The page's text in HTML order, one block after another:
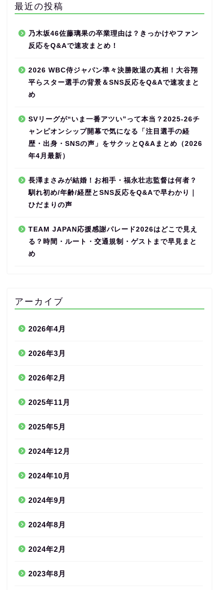
最近の投稿
乃木坂46佐藤璃果の卒業理由は？きっかけやファン
反応をQ&Aで速攻まとめ！
2026 WBC侍ジャパン準々決勝敗退の真相！大谷翔
平らスター選手の背景＆SNS反応をQ&Aで速攻まと
め
SVリーグが“いま一番アツい”って本当？2025-26チ
ャンピオンシップ開幕で気になる「注目選手の経
歴・出身・SNSの声」をサクッとQ&Aまとめ（2026
年4月最新）
長澤まさみが結婚！お相手・福永壮志監督は何者？
馴れ初め/年齢/経歴とSNS反応をQ&Aで早わかり｜
ひだまりの声
TEAM JAPAN応援感謝パレード2026はどこで見え
る？時間・ルート・交通規制・ゲストまで早見まと
め
アーカイブ
2026年4月
2026年3月
2026年2月
2025年11月
2025年5月
2024年12月
2024年10月
2024年9月
2024年8月
2024年2月
2023年8月